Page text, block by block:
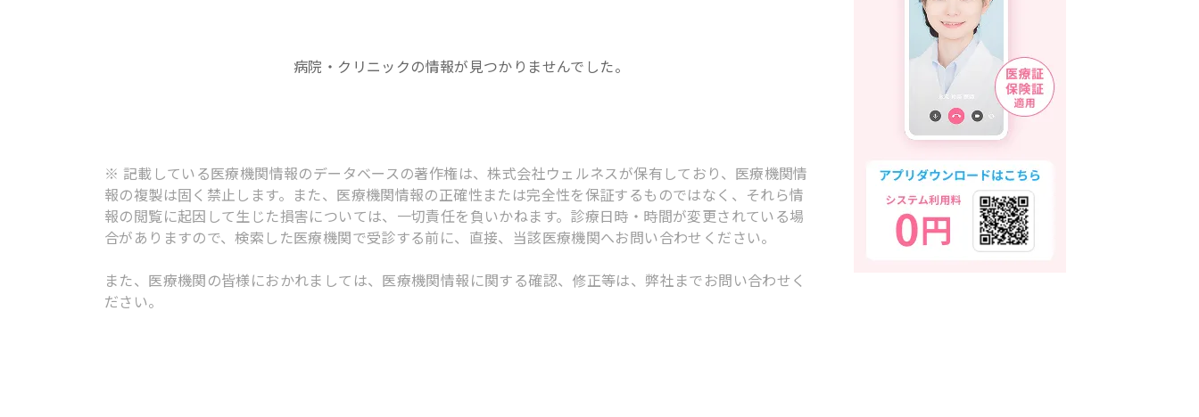
病院・クリニックの情報が見つかりませんでした。
※ 記載している医療機関情報のデータベースの著作権は、株式会社ウェルネスが保有しており、医療機関情
報の複製は固く禁止します。また、医療機関情報の正確性または完全性を保証するものではなく、それら情
報の閲覧に起因して生じた損害については、一切責任を負いかねます。診療日時・時間が変更されている場
合がありますので、検索した医療機関で受診する前に、直接、当該医療機関へお問い合わせください。
また、医療機関の皆様におかれましては、医療機関情報に関する確認、修正等は、弊社までお問い合わせく
ださい。